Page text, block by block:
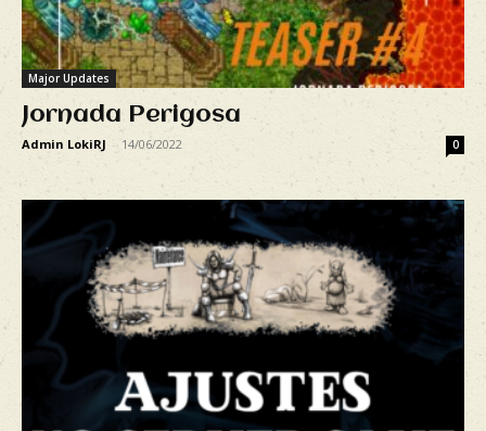
Major Updates
Jornada Perigosa
Admin LokiRJ - 14/06/2022 0